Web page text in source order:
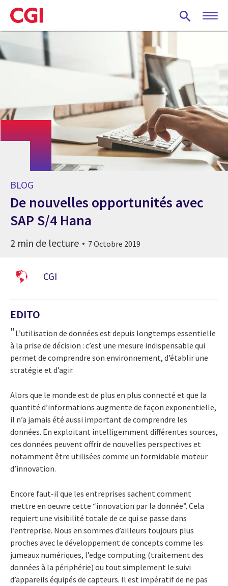
Skip
to
main
BLOG
De nouvelles opportunités avec
SAP S/4 Hana
2 min de lecture 7 Octobre 2019
CGI
EDITO
"L’utilisation de données est depuis longtemps essentielle
à la prise de décision : c’est une mesure indispensable qui
permet de comprendre son environnement, d’établir une
stratégie et d’agir.
Alors que le monde est de plus en plus connecté et que la
quantité d’informations augmente de façon exponentielle,
il n’a jamais été aussi important de comprendre les
données. En exploitant intelligemment différentes sources,
ces données peuvent offrir de nouvelles perspectives et
notamment être utilisées comme un formidable moteur
d’innovation.
Encore faut-il que les entreprises sachent comment
mettre en oeuvre cette “innovation par la donnée”. Cela
requiert une visibilité totale de ce qui se passe dans
l’entreprise. Nous en sommes d’ailleurs toujours plus
proches avec le développement de concepts comme les
jumeaux numériques, l’edge computing (traitement des
données à la périphérie) ou tout simplement le suivi
d’appareils équipés de capteurs. Il est impératif de ne pas